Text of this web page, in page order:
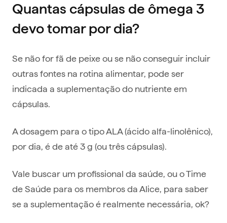
Quantas cápsulas de ômega 3
devo tomar por dia?
Se não for fã de peixe ou se não conseguir incluir
outras fontes na rotina alimentar, pode ser
indicada a suplementação do nutriente em
cápsulas.
A dosagem para o tipo ALA (ácido alfa-linolênico),
por dia, é de até 3 g (ou três cápsulas).
Vale buscar um profissional da saúde, ou o Time
de Saúde para os membros da Alice, para saber
se a suplementação é realmente necessária, ok?